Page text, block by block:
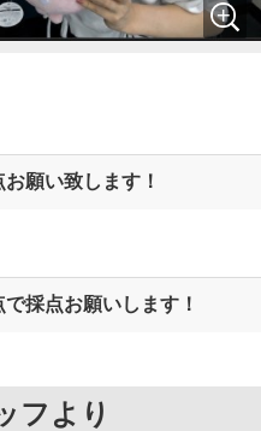
願い致します！
採点お願いします！
フより